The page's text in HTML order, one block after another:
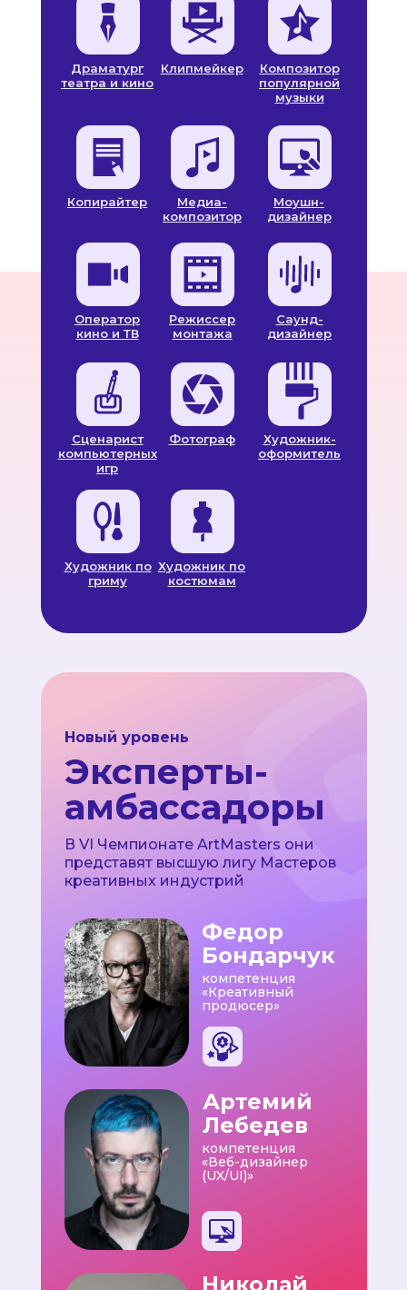
Драматург
театра и кино
Клипмейкер
Композитор
популярной
музыки
Копирайтер
Медиа-
композитор
Моушн-
дизайнер
Оператор
кино и ТВ
Режиссер
монтажа
Саунд-
дизайнер
Художник-
оформитель
Художник по
гриму
Художник по
костюмам
Сценарист
компьютерных
игр
Фотограф
Новый уровень
Эксперты-
амбассадоры
Николай
компетенция
«Веб-дизайнер
(UX/UI)»
Артемий
Лебедев
компетенция
«Креативный
продюсер»
Федор
Бондарчук
В VI Чемпионате ArtMasters они
представят высшую лигу Мастеров
креативных индустрий